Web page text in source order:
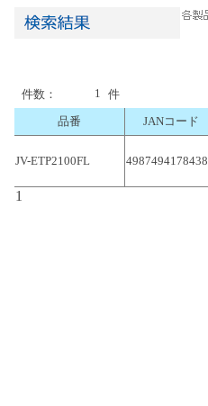
1 件
件数：
品番
JANコード
JV-ETP2100FL 4987494178438
1